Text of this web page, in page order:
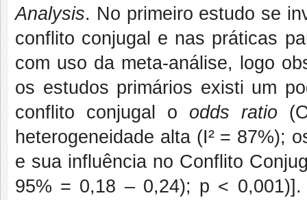
Analysis. No primeiro estudo se
conflito conjugal e nas práticas
com uso da meta-análise, logo
os estudos primários existi um
conflito conjugal o odds ratio
heterogeneidade alta (I² = 87%);
e sua influência no Conflito
95% = 0,18 ­– 0,24); p < 0,001)].